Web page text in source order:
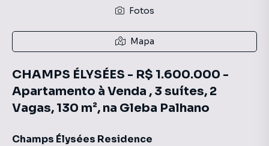
Fotos
Mapa
CHAMPS ÉLYSÉES - R$ 1.600.000 -
Apartamento à Venda , 3 suítes, 2
Vagas, 130 m², na Gleba Palhano
Champs Élysées Residence